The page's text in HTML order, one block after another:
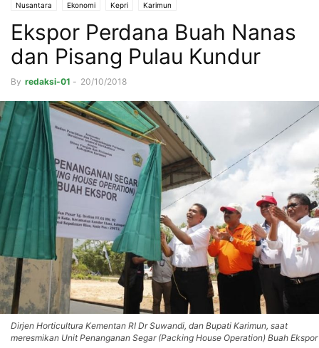
Nusantara Ekonomi Kepri Karimun
Ekspor Perdana Buah Nanas
dan Pisang Pulau Kundur
By redaksi-01 - 20/10/2018
Dirjen Horticultura Kementan RI Dr Suwandi, dan Bupati Karimun, saat
meresmikan Unit Penanganan Segar (Packing House Operation) Buah Ekspor